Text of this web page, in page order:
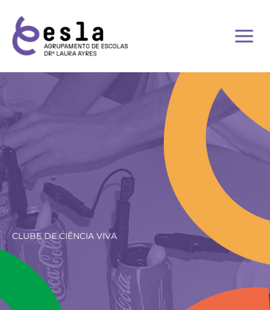
content
CLUBE DE CIÊNCIA VIVA